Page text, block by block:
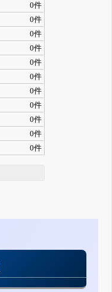
0件
0件
0件
0件
0件
0件
0件
0件
0件
0件
0件